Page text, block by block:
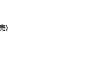
)